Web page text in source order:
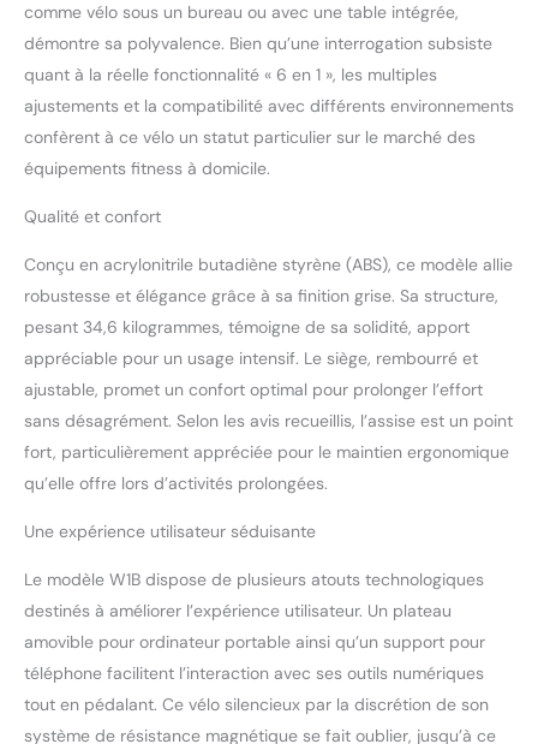
vélo d'exercice pliable peut être utilisé
directement lorsqu'il est déployé. Faible bruit,
jambes pliables, poignées amovibles et
plateau pour économiser plus d'espace. La
taille pliée de notre vélos d'appartement est
de 27,5’’*13,7’*29’/70cm*34,8cm*73,8cm, qui
peut être facilement stocké dans le coffre ou
vous aider à transporter ou déplacer ce vélo
de bureau facilement. Ajustement de
résistance de 8 niveaux: Notre vélo d'exercice
stationnaire avec résistance magnétique a 8
niveaux de réglage de résistance. Vous
pouvez ajuster la résistance à différentes
personnes ou des objectifs d'exercice en
faisant tourner le bouton. Et ce vélo d'exercice
pliable peut supporter un poids maximum de
120KG / 264lb, la hauteur du siège peut être
ajustée de 77,8cm / 30,6in à 104,8cm / 41,3in,
peuvent également l'utiliser. Design humanisé:
a un porte-téléphone pliable qui est caché
dans le bureau, vous permettant de libérer
vos mains pendant l'exercice. Conception de
fente de bouteille, votre bouteille est plus
stable pendant la conduite. Nano peau au
toucher doux, le siège X-grand est facile à
nettoyer et offre une expérience de conduite
comme vélo sous un bureau ou avec une table intégrée,
démontre sa polyvalence. Bien qu’une interrogation subsiste
quant à la réelle fonctionnalité « 6 en 1 », les multiples
ajustements et la compatibilité avec différents environnements
confèrent à ce vélo un statut particulier sur le marché des
équipements fitness à domicile.
Qualité et confort
Conçu en acrylonitrile butadiène styrène (ABS), ce modèle allie
robustesse et élégance grâce à sa finition grise. Sa structure,
pesant 34,6 kilogrammes, témoigne de sa solidité, apport
appréciable pour un usage intensif. Le siège, rembourré et
ajustable, promet un confort optimal pour prolonger l’effort
sans désagrément. Selon les avis recueillis, l’assise est un point
fort, particulièrement appréciée pour le maintien ergonomique
qu’elle offre lors d’activités prolongées.
Une expérience utilisateur séduisante
Le modèle W1B dispose de plusieurs atouts technologiques
destinés à améliorer l’expérience utilisateur. Un plateau
amovible pour ordinateur portable ainsi qu’un support pour
téléphone facilitent l’interaction avec ses outils numériques
tout en pédalant. Ce vélo silencieux par la discrétion de son
système de résistance magnétique se fait oublier, jusqu’à ce